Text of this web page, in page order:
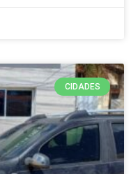
CIDADES